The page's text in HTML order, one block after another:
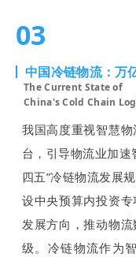
03
中国冷链物流：万
The Current State of
China's Cold Chain
我国高度重视智慧
台，引导物流业加
四五”冷链物流发展
设中央预算内投资
发展方向，推动物
级。冷链物流作为